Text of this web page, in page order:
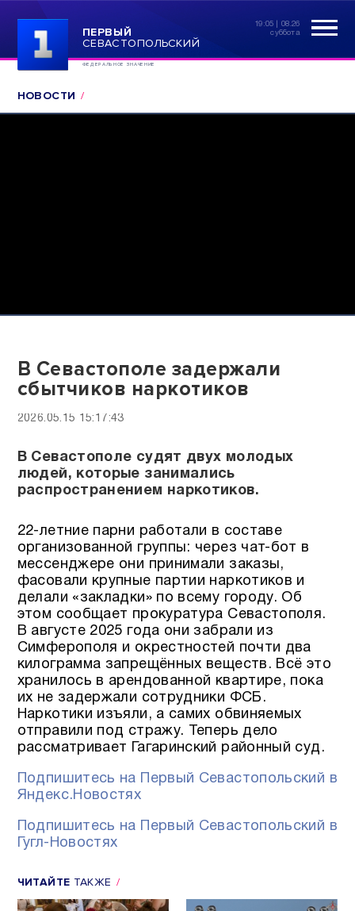
ПЕРВЫЙ
СЕВАСТОПОЛЬСКИЙ
ФЕДЕРАЛЬНОЕ ЗНАЧЕНИЕ
19:05 | 08.26
суббота
НОВОСТИ
В Севастополе задержали
сбытчиков наркотиков
2026.05.15 15:17:43
В Севастополе судят двух молодых
людей, которые занимались
распространением наркотиков.
22-летние парни работали в составе
организованной группы: через чат-бот в
мессенджере они принимали заказы,
фасовали крупные партии наркотиков и
делали «закладки» по всему городу. Об
этом сообщает прокуратура Севастополя.
В августе 2025 года они забрали из
Симферополя и окрестностей почти два
килограмма запрещённых веществ. Всё это
хранилось в арендованной квартире, пока
их не задержали сотрудники ФСБ.
Наркотики изъяли, а самих обвиняемых
отправили под стражу. Теперь дело
рассматривает Гагаринский районный суд.
Подпишитесь на Первый Севастопольский в
Яндекс.Новостях
Подпишитесь на Первый Севастопольский в
Гугл-Новостях
ЧИТАЙТЕ ТАКЖЕ